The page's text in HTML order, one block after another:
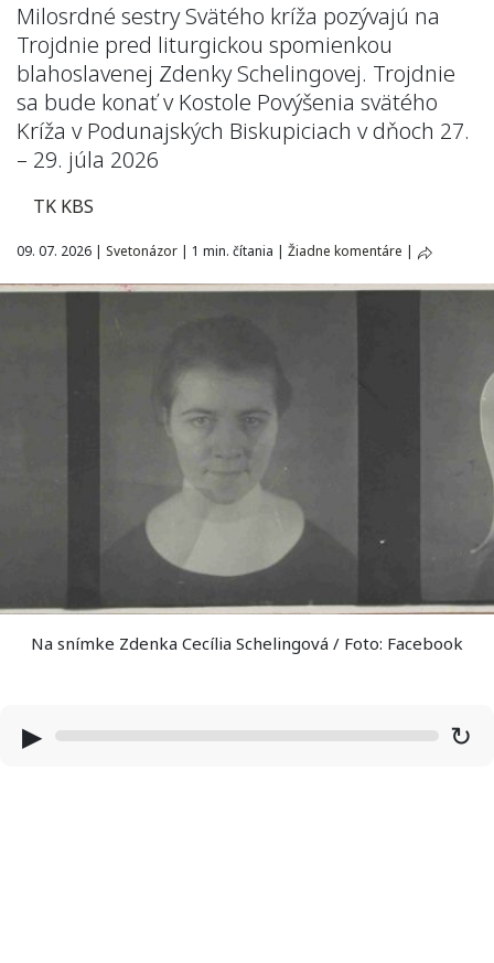
Milosrdné sestry Svätého kríža pozývajú na
Trojdnie pred liturgickou spomienkou
blahoslavenej Zdenky Schelingovej. Trojdnie
sa bude konať v Kostole Povýšenia svätého
Kríža v Podunajských Biskupiciach v dňoch 27.
– 29. júla 2026
TK KBS
09. 07. 2026 | Svetonázor | 1 min. čítania | Žiadne komentáre |
Na snímke Zdenka Cecília Schelingová / Foto: Facebook
▶ ↻